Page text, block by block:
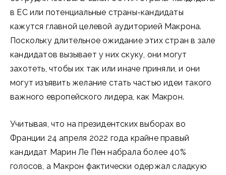
в ЕС или потенциальные страны-кандидаты
кажутся главной целевой аудиторией Макрона.
Поскольку длительное ожидание этих стран в зале
кандидатов вызывает у них скуку, они могут
захотеть, чтобы их так или иначе приняли, и они
могут изъявить желание стать частью идеи такого
важного европейского лидера, как Макрон.
Учитывая, что на президентских выборах во
Франции 24 апреля 2022 года крайне правый
кандидат Марин Ле Пен набрала более 40%
голосов, а Макрон фактически одержал сладкую